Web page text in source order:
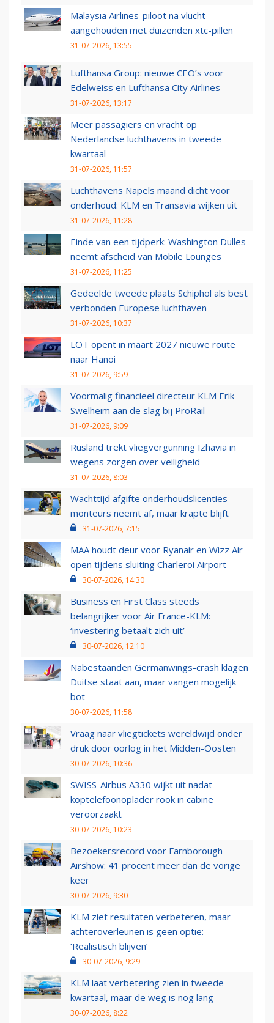
Malaysia Airlines-piloot na vlucht
aangehouden met duizenden xtc-pillen
31-07-2026, 13:55
Lufthansa Group: nieuwe CEO’s voor
Edelweiss en Lufthansa City Airlines
31-07-2026, 13:17
Meer passagiers en vracht op
Nederlandse luchthavens in tweede
kwartaal
31-07-2026, 11:57
Luchthavens Napels maand dicht voor
onderhoud: KLM en Transavia wijken uit
31-07-2026, 11:28
Einde van een tijdperk: Washington Dulles
neemt afscheid van Mobile Lounges
31-07-2026, 11:25
Gedeelde tweede plaats Schiphol als best
verbonden Europese luchthaven
31-07-2026, 10:37
LOT opent in maart 2027 nieuwe route
naar Hanoi
31-07-2026, 9:59
Voormalig financieel directeur KLM Erik
Swelheim aan de slag bij ProRail
31-07-2026, 9:09
Rusland trekt vliegvergunning Izhavia in
wegens zorgen over veiligheid
31-07-2026, 8:03
Wachttijd afgifte onderhoudslicenties
monteurs neemt af, maar krapte blijft
31-07-2026, 7:15
MAA houdt deur voor Ryanair en Wizz Air
open tijdens sluiting Charleroi Airport
30-07-2026, 14:30
Business en First Class steeds
belangrijker voor Air France-KLM:
‘investering betaalt zich uit’
30-07-2026, 12:10
Nabestaanden Germanwings-crash klagen
Duitse staat aan, maar vangen mogelijk
bot
30-07-2026, 11:58
Vraag naar vliegtickets wereldwijd onder
druk door oorlog in het Midden-Oosten
30-07-2026, 10:36
SWISS-Airbus A330 wijkt uit nadat
koptelefoonoplader rook in cabine
veroorzaakt
30-07-2026, 10:23
Bezoekersrecord voor Farnborough
Airshow: 41 procent meer dan de vorige
keer
30-07-2026, 9:30
KLM ziet resultaten verbeteren, maar
achteroverleunen is geen optie:
‘Realistisch blijven’
30-07-2026, 9:29
KLM laat verbetering zien in tweede
kwartaal, maar de weg is nog lang
30-07-2026, 8:22